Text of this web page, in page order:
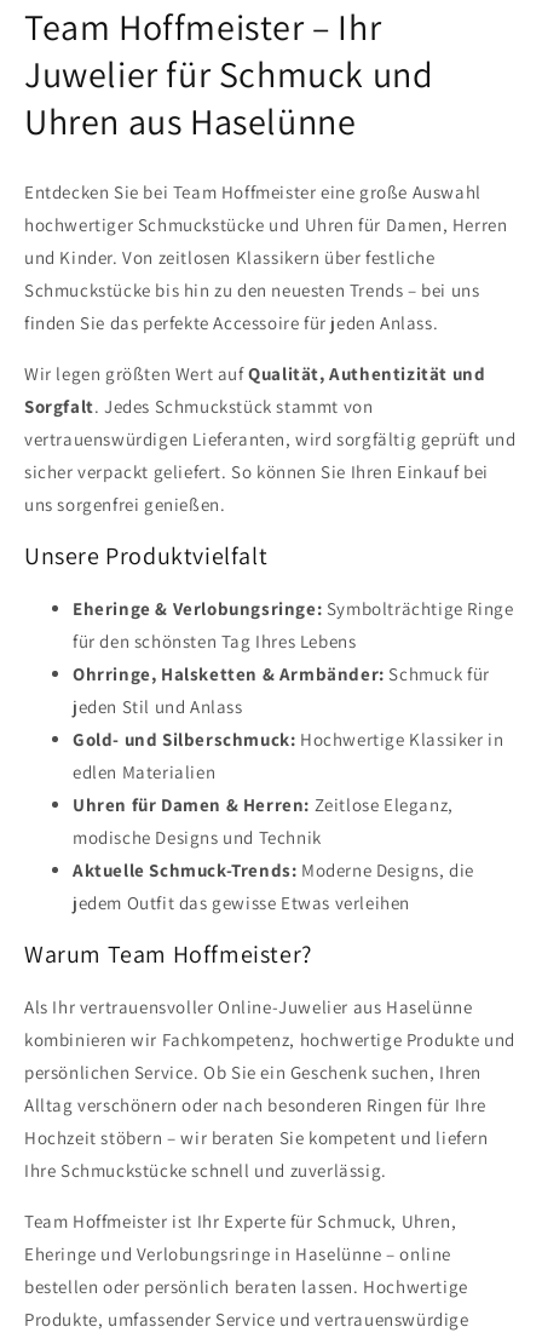
Team Hoffmeister – Ihr
Juwelier für Schmuck und
Uhren aus Haselünne
Entdecken Sie bei Team Hoffmeister eine große Auswahl
hochwertiger Schmuckstücke und Uhren für Damen, Herren
und Kinder. Von zeitlosen Klassikern über festliche
Schmuckstücke bis hin zu den neuesten Trends – bei uns
finden Sie das perfekte Accessoire für jeden Anlass.
Wir legen größten Wert aufQualität, Authentizität und
Sorgfalt. Jedes Schmuckstück stammt von
vertrauenswürdigen Lieferanten, wird sorgfältig geprüft und
sicher verpackt geliefert. So können Sie Ihren Einkauf bei
uns sorgenfrei genießen.
Unsere Produktvielfalt
Eheringe & Verlobungsringe: Symbolträchtige Ringe
für den schönsten Tag Ihres Lebens
Ohrringe, Halsketten & Armbänder: Schmuck für
jeden Stil und Anlass
Gold- und Silberschmuck: Hochwertige Klassiker in
edlen Materialien
Uhren für Damen & Herren: Zeitlose Eleganz,
modische Designs und Technik
Aktuelle Schmuck-Trends: Moderne Designs, die
jedem Outfit das gewisse Etwas verleihen
Warum Team Hoffmeister?
Als Ihr vertrauensvoller Online-Juwelier aus Haselünne
kombinieren wir Fachkompetenz, hochwertige Produkte und
persönlichen Service. Ob Sie ein Geschenk suchen, Ihren
Alltag verschönern oder nach besonderen Ringen für Ihre
Hochzeit stöbern – wir beraten Sie kompetent und liefern
Ihre Schmuckstücke schnell und zuverlässig.
Team Hoffmeister ist Ihr Experte für Schmuck, Uhren,
Eheringe und Verlobungsringe in Haselünne – online
bestellen oder persönlich beraten lassen. Hochwertige
Produkte, umfassender Service und vertrauenswürdige